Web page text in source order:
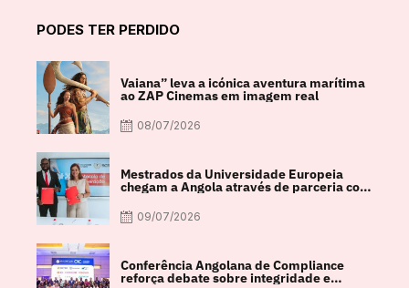
PODES TER PERDIDO
Vaiana” leva a icónica aventura marítima
ao ZAP Cinemas em imagem real
08/07/2026
Mestrados da Universidade Europeia
chegam a Angola através de parceria com
09/07/2026
Conferência Angolana de Compliance
reforça debate sobre integridade e